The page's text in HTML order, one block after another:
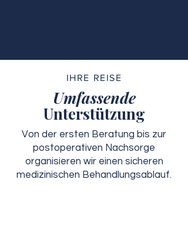
IHRE REISE
Umfassende
Unterstützung
Von der ersten Beratung bis zur
postoperativen Nachsorge
organisieren wir einen sicheren
medizinischen Behandlungsablauf.